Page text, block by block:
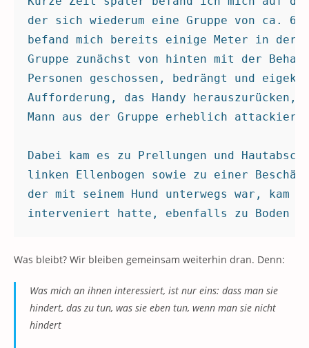
der sich wiederum eine Gruppe von ca. 6
befand mich bereits einige Meter in der
Gruppe zunächst von hinten mit der
Personen geschossen, bedrängt und
Aufforderung, das Handy
Mann aus der Gruppe erheblich attackiert
Dabei kam es zu Prellungen und
linken Ellenbogen sowie zu einer
der mit seinem Hund unterwegs war, kam
interveniert hatte, ebenfalls zu Boden
Was bleibt? Wir bleiben gemeinsam weiterhin dran. Denn:
Was mich an ihnen interessiert, ist nur eins: dass man sie
hindert, das zu tun, was sie eben tun, wenn man sie nicht
hindert